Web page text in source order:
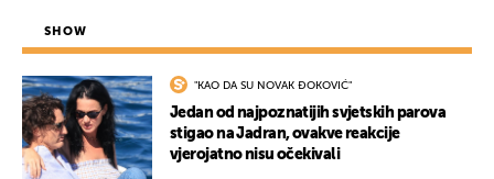
SHOW
"KAO DA SU NOVAK ĐOKOVIĆ"
Jedan od najpoznatijih svjetskih parova
stigao na Jadran, ovakve reakcije
vjerojatno nisu očekivali